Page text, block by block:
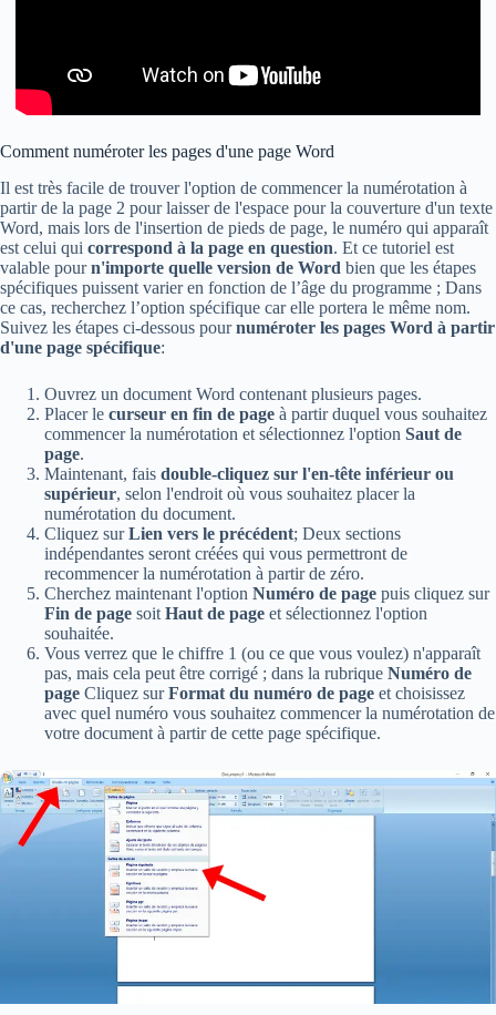
Comment numéroter les pages d'une page Word
Il est très facile de trouver l'option de commencer la numérotation à
partir de la page 2 pour laisser de l'espace pour la couverture d'un texte
Word, mais lors de l'insertion de pieds de page, le numéro qui apparaît
est celui qui correspond à la page en question. Et ce tutoriel est
valable pourn'importe quelle version de Word bien que les étapes
spécifiques puissent varier en fonction de l’âge du programme ; Dans
ce cas, recherchez l’option spécifique car elle portera le même nom.
Suivez les étapes ci-dessous pournuméroter les pages Word à partir
d'une page spécifique:
Ouvrez un document Word contenant plusieurs pages.
Placer le curseur en fin de page à partir duquel vous souhaitez
commencer la numérotation et sélectionnez l'option Saut de
page.
Maintenant, fais double-cliquez sur l'en-tête inférieur ou
supérieur, selon l'endroit où vous souhaitez placer la
numérotation du document.
Cliquez surLien vers le précédent; Deux sections
indépendantes seront créées qui vous permettront de
recommencer la numérotation à partir de zéro.
Cherchez maintenant l'option Numéro de page puis cliquez sur
Fin de page soit Haut de page et sélectionnez l'option
souhaitée.
Vous verrez que le chiffre 1 (ou ce que vous voulez) n'apparaît
pas, mais cela peut être corrigé ; dans la rubrique Numéro de
page Cliquez surFormat du numéro de page et choisissez
avec quel numéro vous souhaitez commencer la numérotation de
votre document à partir de cette page spécifique.